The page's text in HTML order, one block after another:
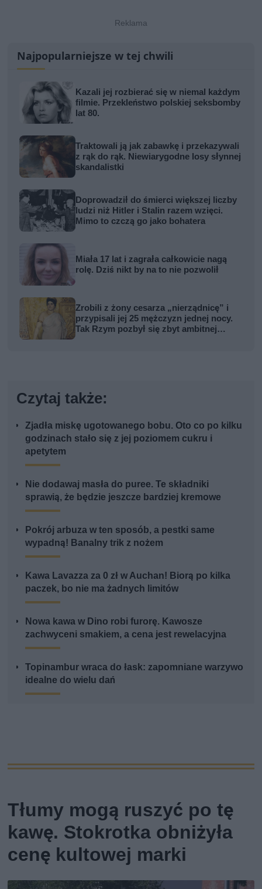
Najpopularniejsze w tej chwili
Kazali jej rozbierać się w niemal każdym
filmie. Przekleństwo polskiej seksbomby
lat 80.
Traktowali ją jak zabawkę i przekazywali
z rąk do rąk. Niewiarygodne losy słynnej
skandalistki
Doprowadził do śmierci większej liczby
ludzi niż Hitler i Stalin razem wzięci.
Mimo to czczą go jako bohatera
Miała 17 lat i zagrała całkowicie nagą
rolę. Dziś nikt by na to nie pozwolił
Zrobili z żony cesarza „nierządnicę” i
przypisali jej 25 mężczyzn jednej nocy.
Tak Rzym pozbył się zbyt ambitnej
Czytaj także:
Zjadła miskę ugotowanego bobu. Oto co po kilku
godzinach stało się z jej poziomem cukru i
apetytem
Nie dodawaj masła do puree. Te składniki
sprawią, że będzie jeszcze bardziej kremowe
Pokrój arbuza w ten sposób, a pestki same
wypadną! Banalny trik z nożem
Kawa Lavazza za 0 zł w Auchan! Biorą po kilka
paczek, bo nie ma żadnych limitów
Nowa kawa w Dino robi furorę. Kawosze
zachwyceni smakiem, a cena jest rewelacyjna
Topinambur wraca do łask: zapomniane warzywo
idealne do wielu dań
Tłumy mogą ruszyć po tę
kawę. Stokrotka obniżyła
cenę kultowej marki